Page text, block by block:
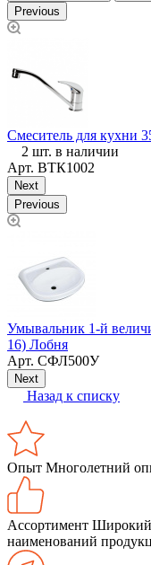
Previous
Смеситель для кухни
2 шт. в наличии
Арт. ВТК1002
Next
Previous
Умывальник 1-й
16) Лобня
Арт. СФЛ500У
Next
Назад к списку
Опыт Многолетний
Ассортимент Широкий
наименований